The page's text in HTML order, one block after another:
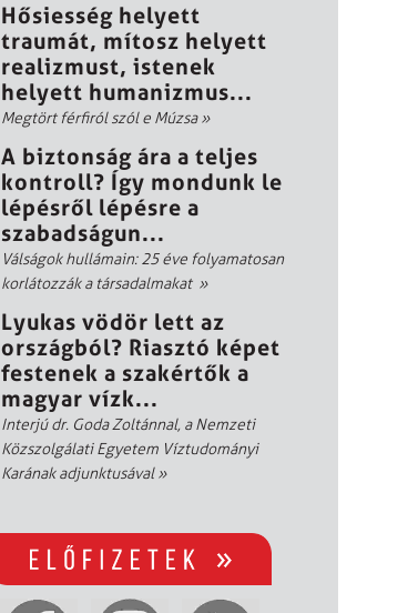
Hősiesség helyett
traumát, mítosz helyett
realizmust, istenek
helyett humanizmus...
Megtört férfiról szól e Múzsa»
A biztonság ára a teljes
kontroll? Így mondunk le
lépésről lépésre a
szabadságun...
Válságok hullámain: 25 éve folyamatosan
korlátozzák a társadalmakat »
Lyukas vödör lett az
országból? Riasztó képet
festenek a szakértők a
magyar vízk...
Interjú dr. Goda Zoltánnal, a Nemzeti
Közszolgálati Egyetem Víztudományi
Karának adjunktusával»